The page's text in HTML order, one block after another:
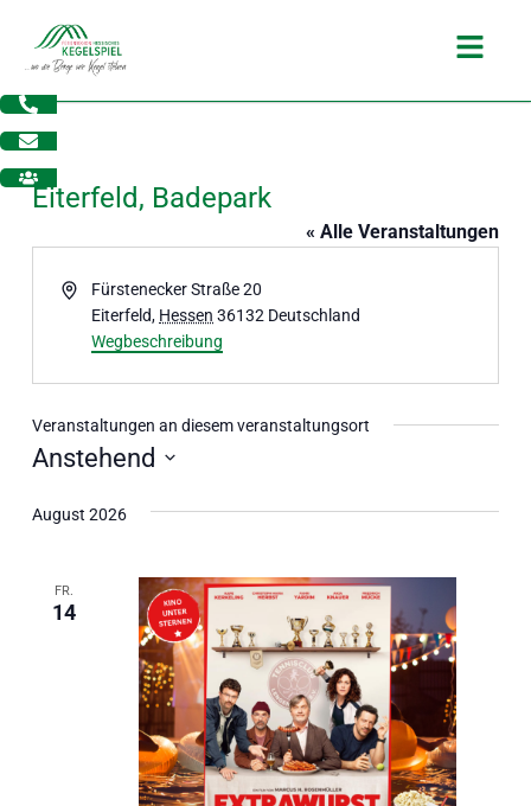
Inhalt
springen
Main
Eiterfeld, Badepark
« Alle Veranstaltungen
AdresseFürstenecker Straße 20
Eiterfeld, Hessen 36132 Deutschland
Wegbeschreibung
Veranstaltungen an diesem veranstaltungsort
Anstehend
wählen.
August 2026
FR.
14